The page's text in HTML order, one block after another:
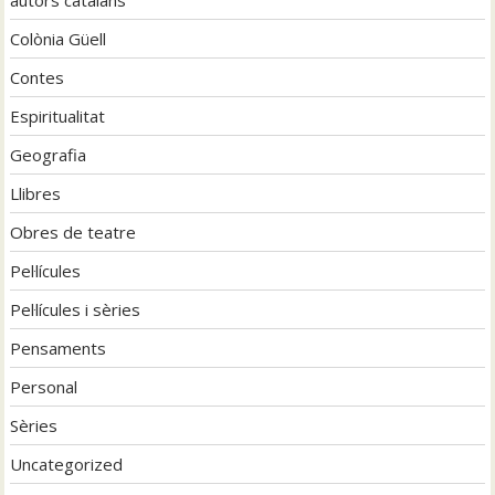
Colònia Güell
Contes
Espiritualitat
Geografia
Llibres
Obres de teatre
Pel·lícules
Pel·lícules i sèries
Pensaments
Personal
Sèries
Uncategorized